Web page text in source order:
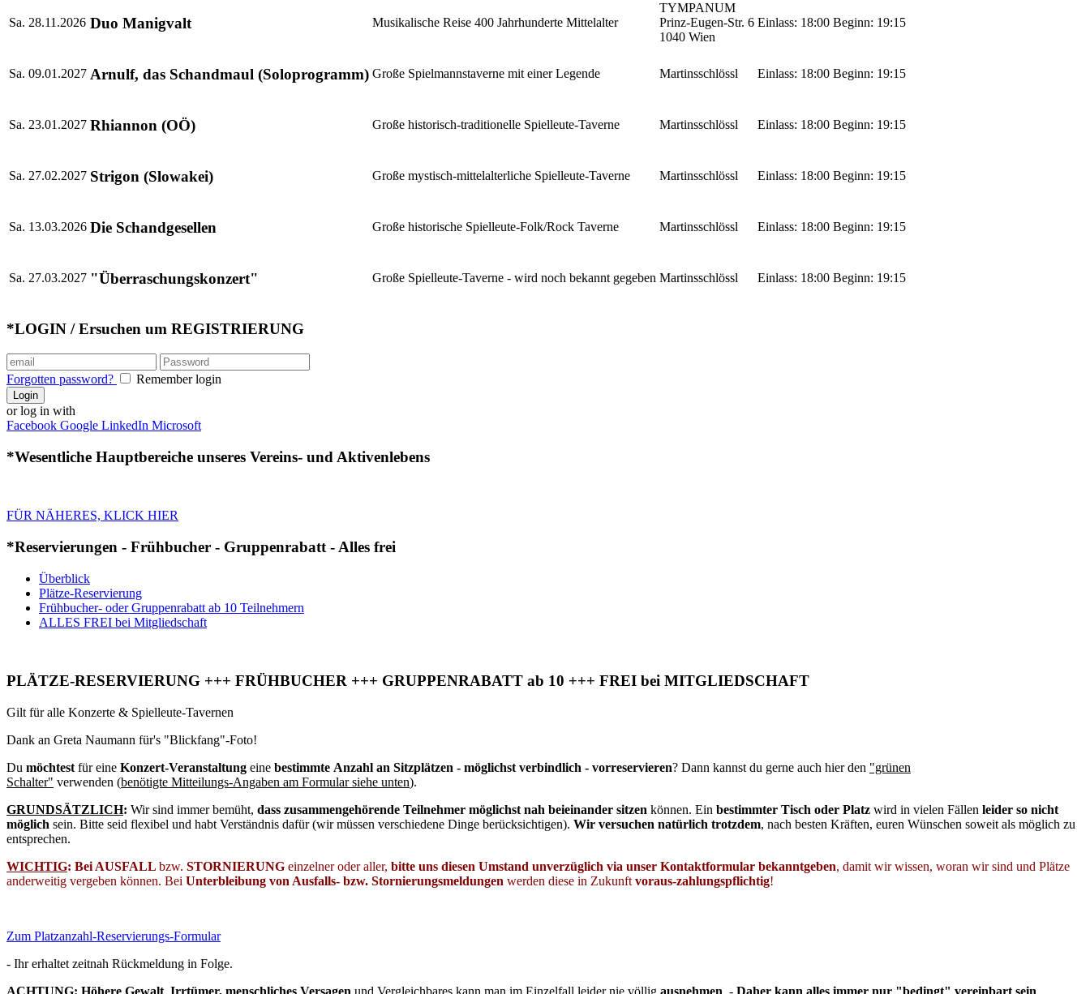
Sa. 28.11.2026 Duo Manigvalt Musikalische Reise 400 Jahrhunderte Mittelalter
TYMPANUM
Prinz-Eugen-Str. 6
1040 Wien
Einlass: 18:00 Beginn: 19:15
Sa. 09.01.2027 Arnulf, das Schandmaul (Soloprogramm) Große Spielmannstaverne mit einer Legende Martinsschlössl Einlass: 18:00 Beginn: 19:15
Sa. 23.01.2027 Rhiannon (OÖ) Große historisch-traditionelle Spielleute-Taverne Martinsschlössl Einlass: 18:00 Beginn: 19:15
Sa. 27.02.2027 Strigon (Slowakei) Große mystisch-mittelalterliche Spielleute-Taverne Martinsschlössl Einlass: 18:00 Beginn: 19:15
Sa. 13.03.2026 Die Schandgesellen Große historische Spielleute-Folk/Rock Taverne Martinsschlössl Einlass: 18:00 Beginn: 19:15
Sa. 27.03.2027 "Überraschungskonzert" Große Spielleute-Taverne - wird noch bekannt gegeben Martinsschlössl Einlass: 18:00 Beginn: 19:15
*LOGIN / Ersuchen um REGISTRIERUNG
Forgotten password? Remember login
Login
or log in with
Facebook Google LinkedIn Microsoft
*Wesentliche Hauptbereiche unseres Vereins- und Aktivenlebens
FÜR NÄHERES, KLICK HIER
*Reservierungen - Frühbucher - Gruppenrabatt - Alles frei
Überblick
Plätze-Reservierung
Frühbucher- oder Gruppenrabatt ab 10 Teilnehmern
ALLES FREI bei Mitgliedschaft
PLÄTZE-RESERVIERUNG +++ FRÜHBUCHER +++ GRUPPENRABATT ab 10 +++ FREI bei MITGLIEDSCHAFT
Gilt für alle Konzerte & Spielleute-Tavernen
Dank an Greta Naumann für's "Blickfang"-Foto!
Du möchtest für eine Konzert-Veranstaltung eine bestimmte Anzahl an Sitzplätzen - möglichst verbindlich - vorreservieren? Dann kannst du gerne auch hier den "grünen
Schalter" verwenden (benötigte Mitteilungs-Angaben am Formular siehe unten).
GRUNDSÄTZLICH: Wir sind immer bemüht, dass zusammengehörende Teilnehmer möglichst nah beieinander sitzen können. Ein bestimmter Tisch oder Platz wird in vielen Fällen leider so nicht
möglich sein. Bitte seid flexibel und habt Verständnis dafür (wir müssen verschiedene Dinge berücksichtigen). Wir versuchen natürlich trotzdem, nach besten Kräften, euren Wünschen soweit als möglich zu
entsprechen.
WICHTIG: Bei AUSFALL bzw. STORNIERUNG einzelner oder aller, bitte uns diesen Umstand unverzüglich via unser Kontaktformular bekanntgeben, damit wir wissen, woran wir sind und Plätze
anderweitig vergeben können. Bei Unterbleibung von Ausfalls- bzw. Stornierungsmeldungen werden diese in Zukunft voraus-zahlungspflichtig!
Zum Platzanzahl-Reservierungs-Formular
- Ihr erhaltet zeitnah Rückmeldung in Folge.
ACHTUNG: Höhere Gewalt Irrtümer, menschliches Versagen und Vergleichbares kann man im Einzelfall leider nie völlig ausnehmen . - Daher kann alles immer nur "bedingt" vereinbart sein